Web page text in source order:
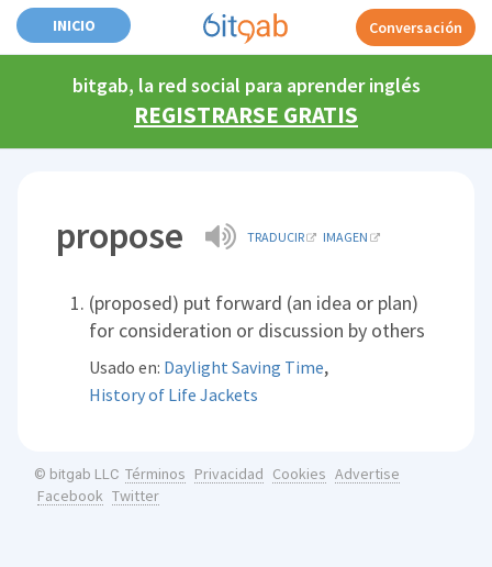
INICIO Conversación
bitgab, la red social para aprender inglés
REGISTRARSE GRATIS
propose TRADUCIR IMAGEN
(proposed) put forward (an idea or plan)
for consideration or discussion by others
Usado en: Daylight Saving Time,
History of Life Jackets
© bitgab LLC Términos Privacidad Cookies Advertise
Facebook Twitter